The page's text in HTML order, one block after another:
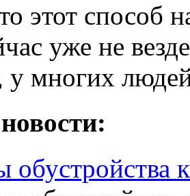
этот способ
уже не
многих